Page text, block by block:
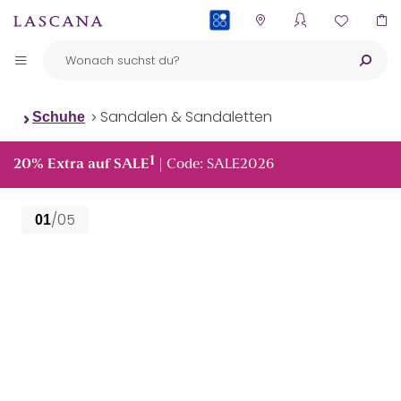
Schuhe Sandalen & Sandaletten
20% Extra auf SALE1 | Code: SALE2026
01/05